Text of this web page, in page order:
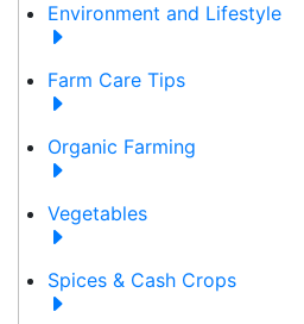
Environment and Lifestyle
Farm Care Tips
Organic Farming
Vegetables
Spices & Cash Crops